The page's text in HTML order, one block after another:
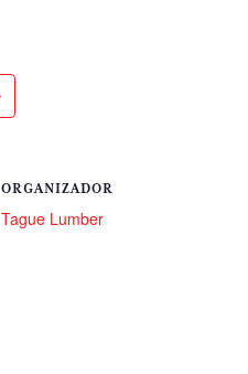
ORGANIZADOR
Tague Lumber